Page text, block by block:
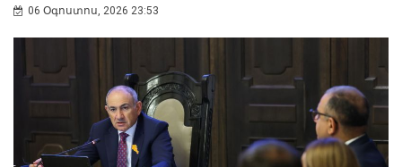
06 Օգոստոս, 2026 23:53